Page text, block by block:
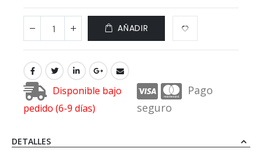
AÑADIR
Disponible bajo
pedido (6-9 días)
Pago
seguro
DETALLES